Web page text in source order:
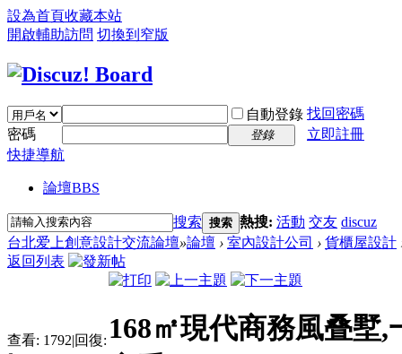
設為首頁收藏本站
開啟輔助訪問 切換到窄版
自動登錄 找回密碼
密碼
登錄
立即註冊
快捷導航
論壇BBS
搜索 搜索 熱搜: 活動 交友 discuz
台北爱上創意設計交流論壇»論壇 › 室內設計公司 › 貨櫃屋設計
返回列表
查看: 1792|回復: 168㎡現代商務風叠墅